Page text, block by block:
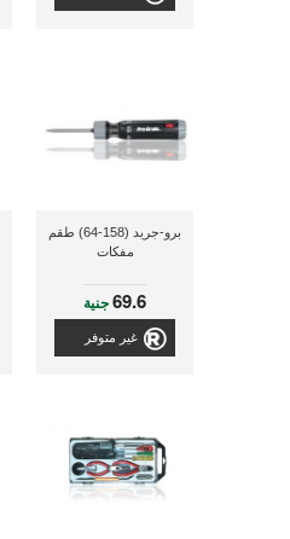
برو-جريد (158-64) طقم
مفكات
69.6جنية
غير متوفر